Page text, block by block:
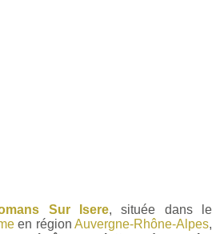
Sur Isere, située dans le
en région Auvergne-Rhône-Alpes,